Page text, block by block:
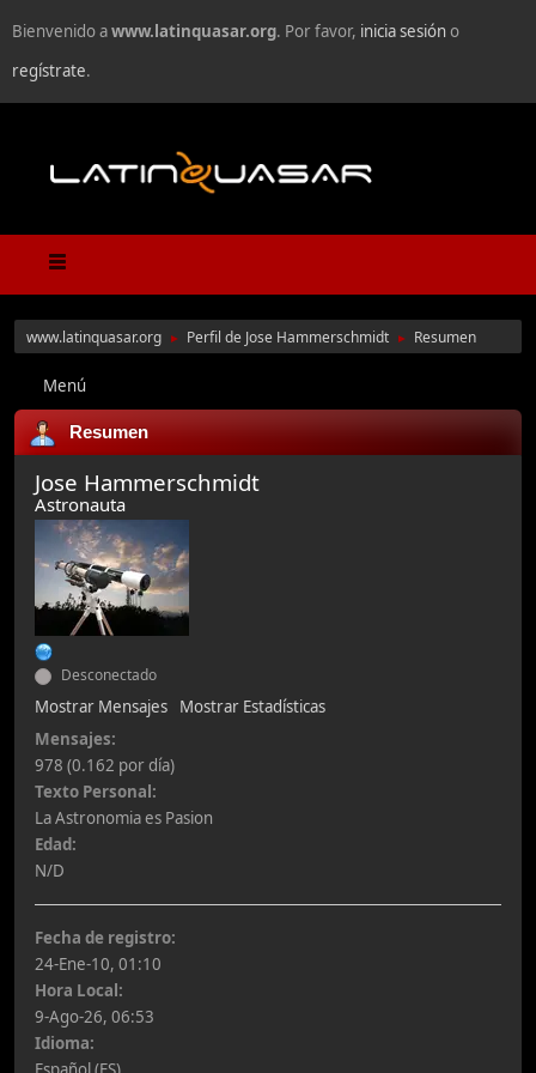
Bienvenido awww.latinquasar.org. Por favor, inicia sesióno
regístrate.
www.latinquasar.org ► Perfil de Jose Hammerschmidt ► Resumen
Menú
Resumen
Jose Hammerschmidt
Astronauta
Desconectado
Mostrar Mensajes
Mostrar Estadísticas
Mensajes:
978 (0.162 por día)
Texto Personal:
La Astronomia es Pasion
Edad:
N/D
Fecha de registro:
24-Ene-10, 01:10
Hora Local:
9-Ago-26, 06:53
Idioma: